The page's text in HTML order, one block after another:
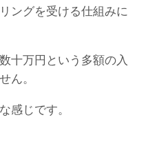
ングを受ける仕組みに
十万円という多額の入
ん。
感じです。